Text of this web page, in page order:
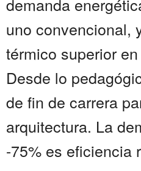
uno convencional,
térmico superior
Desde lo
de fin de carrera
arquitectura. La
-75% es eficiencia